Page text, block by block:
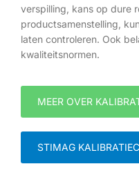
verspilling, kans op dure
productsamenstelling,
laten controleren. Ook
kwaliteitsnormen.
MEER OVER
STIMAG